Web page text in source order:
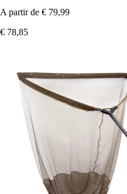
A partir de € 79,99
€ 78,85